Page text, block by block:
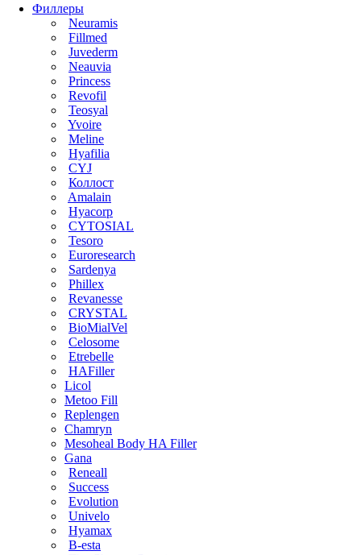
Филлеры
Neuramis
Fillmed
Juvederm
Neauvia
Princess
Revofil
Teosyal
Yvoire
Meline
Hyafilia
CYJ
Коллост
Amalain
Hyacorp
CYTOSIAL
Tesoro
Euroresearch
Sardenya
Phillex
Revanesse
CRYSTAL
BioMialVel
Celosome
Etrebelle
HAFiller
Licol
Metoo Fill
Replengen
Chamryn
Mesoheal Body HA Filler
Gana
Reneall
Success
Evolution
Univelo
Hyamax
B-esta